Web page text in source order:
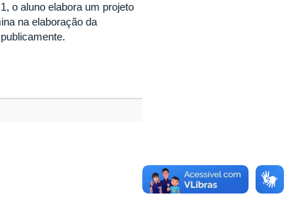
o aluno elabora um projeto
na elaboração da